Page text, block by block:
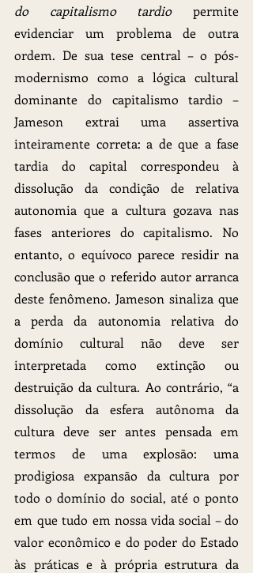
do capitalismo tardio permite
evidenciar um problema de outra
ordem. De sua tese central – o pós-
modernismo como a lógica cultural
dominante do capitalismo tardio –
Jameson extrai uma assertiva
inteiramente correta: a de que a fase
tardia do capital correspondeu à
dissolução da condição de relativa
autonomia que a cultura gozava nas
fases anteriores do capitalismo. No
entanto, o equívoco parece residir na
conclusão que o referido autor arranca
deste fenômeno. Jameson sinaliza que
a perda da autonomia relativa do
domínio cultural não deve ser
interpretada como extinção ou
destruição da cultura. Ao contrário, “a
dissolução da esfera autônoma da
cultura deve ser antes pensada em
termos de uma explosão: uma
prodigiosa expansão da cultura por
todo o domínio do social, até o ponto
em que tudo em nossa vida social – do
valor econômico e do poder do Estado
às práticas e à própria estrutura da